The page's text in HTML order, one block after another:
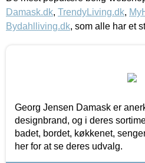
Damask.dk, TrendyLiving.dk,
Bydahlliving.dk, som alle har et
Georg Jensen Damask er
designbrand, og i deres
badet, bordet, køkkenet,
her for at se deres udvalg.